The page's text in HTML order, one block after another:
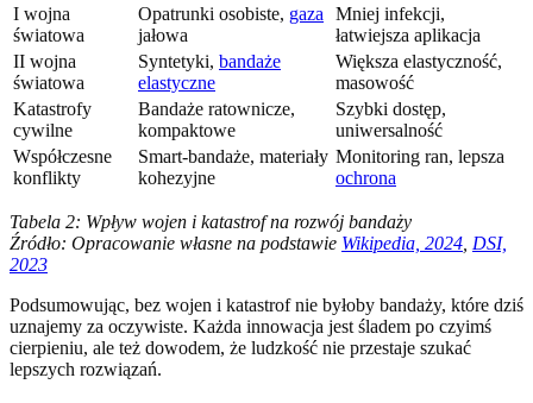
I wojna
światowa
Opatrunki osobiste, gaza
jałowa
Mniej infekcji,
łatwiejsza aplikacja
II wojna
światowa
Syntetyki, bandaże
elastyczne
Większa elastyczność,
masowość
Katastrofy
cywilne
Bandaże ratownicze,
kompaktowe
Szybki dostęp,
uniwersalność
Współczesne
konflikty
Smart-bandaże, materiały
kohezyjne
Monitoring ran, lepsza
ochrona
Tabela 2: Wpływ wojen i katastrof na rozwój bandaży
Źródło: Opracowanie własne na podstawie Wikipedia, 2024 DSI,
2023
Podsumowując, bez wojen i katastrof nie byłoby bandaży, które dziś
uznajemy za oczywiste. Każda innowacja jest śladem po czyimś
cierpieniu, ale też dowodem, że ludzkość nie przestaje szukać
lepszych rozwiązań.